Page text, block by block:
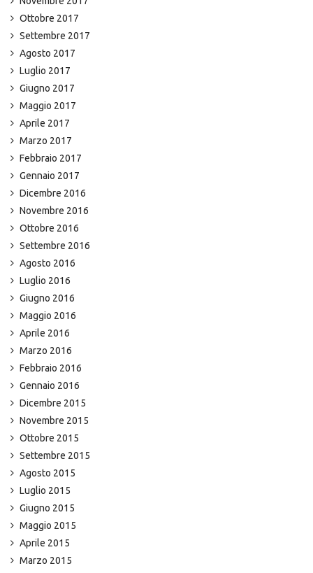
Ottobre 2017
Settembre 2017
Agosto 2017
Luglio 2017
Giugno 2017
Maggio 2017
Aprile 2017
Marzo 2017
Febbraio 2017
Gennaio 2017
Dicembre 2016
Novembre 2016
Ottobre 2016
Settembre 2016
Agosto 2016
Luglio 2016
Giugno 2016
Maggio 2016
Aprile 2016
Marzo 2016
Febbraio 2016
Gennaio 2016
Dicembre 2015
Novembre 2015
Ottobre 2015
Settembre 2015
Agosto 2015
Luglio 2015
Giugno 2015
Maggio 2015
Aprile 2015
Marzo 2015